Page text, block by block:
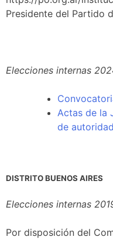
Presidente del Partido
Elecciones internas
Actas de la
de
DISTRITO BUENOS AIRES
Elecciones internas
Por disposición del